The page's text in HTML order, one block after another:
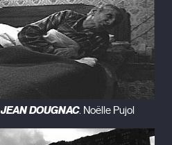
DOUGNAC. Noëlle Pujol